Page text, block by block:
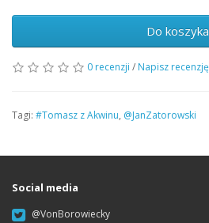
Do koszyka
0 recenzji / Napisz recenzję
Tagi: #Tomasz z Akwinu, @JanZatorowski
Social media
@VonBorowiecky